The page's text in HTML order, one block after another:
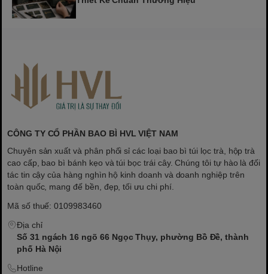
CÔNG TY CỔ PHẦN BAO BÌ HVL VIỆT NAM
Chuyên sản xuất và phân phối sỉ các loại bao bì túi lọc trà, hộp trà
cao cấp, bao bì bánh kẹo và túi bọc trái cây. Chúng tôi tự hào là đối
tác tin cậy của hàng nghìn hộ kinh doanh và doanh nghiệp trên
toàn quốc, mang đế bền, đẹp, tối ưu chi phí.
Mã số thuế: 0109983460
Địa chỉ
Số 31 ngách 16 ngõ 66 Ngọc Thụy, phường Bồ Đề, thành
phố Hà Nội
Hotline